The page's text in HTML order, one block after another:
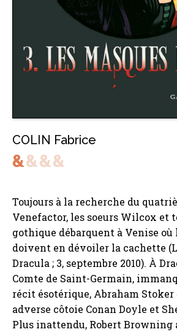
COLIN Fabrice
Toujours à la recherche du
Venefactor, les soeurs Wilcox et
gothique débarquent à Venise où
doivent en dévoiler la cachette
Dracula ; 3, septembre 2010). À
Comte de Saint-Germain,
récit ésotérique, Abraham Stoker
adverse côtoie Conan Doyle et
Plus inattendu, Robert